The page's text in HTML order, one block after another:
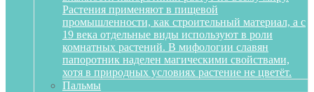
Растения применяют в пищевой
промышленности, как строительный материал, а с
19 века отдельные виды используют в роли
комнатных растений. В мифологии славян
папоротник наделен магическими свойствами,
хотя в природных условиях растение не цветёт.
Пальмы